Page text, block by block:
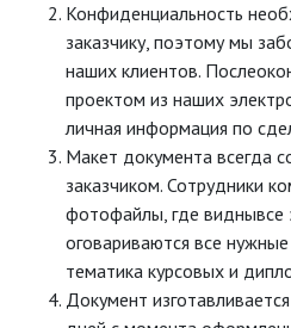
Конфиденциальность
заказчику, поэтому мы
наших клиентов.
проектом из наших
личная информация по
Макет документа всегда
заказчиком. Сотрудники
фотофайлы, где виднывсе
оговариваются все
тематика курсовых и
Документ